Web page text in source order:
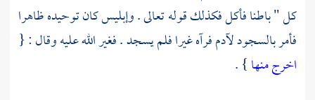
كل " باطنا فأكل فكذلك قوله تعالى . وإبليس كان توحيده ظاهرا
فأمر بالسجودلآدمفرآه غيرا فلم يسجد . فغير الله عليه وقال : {
اخرج منها} .